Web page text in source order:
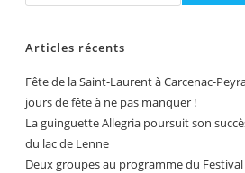
Articles récents
Fête de la Saint-Laurent à Carcenac-
jours de fête à ne pas manquer !
La guinguette Allegria poursuit son
du lac de Lenne
Deux groupes au programme du Festival